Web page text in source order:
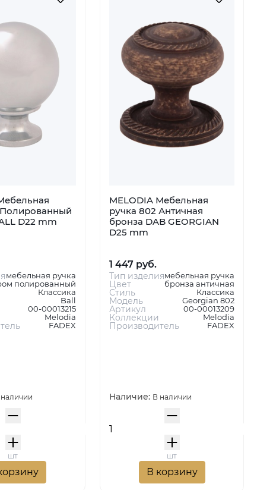
D22 mm
мебельная ручка
полированный
Классика
Ball
00-00013215
Melodia
FADEX
шт
MELODIA Мебельная
ручка 802 Античная
бронза DAB GEORGIAN
D25 mm
1 447 руб.
Тип изделиямебельная ручка
Цвет бронза античная
Стиль Классика
Модель Georgian 802
Артикул 00-00013209
Коллекции Melodia
Производитель FADEX
Наличие: В наличии
шт
В корзину